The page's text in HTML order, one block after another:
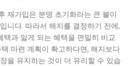
재가입은 분명 초기화라는 큰 불이
니다. 따라서 해지를 결정하기 전에,
택과 잃게 되는 혜택을 면밀히 비교
마련 계획이 확고하다면, 해지보다
을 유지하는 것이 더 유리할 수 있습